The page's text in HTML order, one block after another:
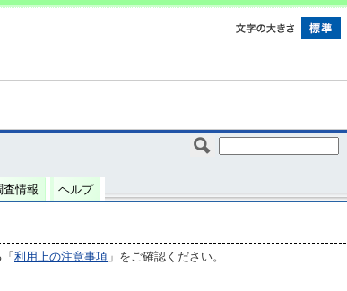
査情報 ヘルプ
利用上の注意事項 」をご確認ください。